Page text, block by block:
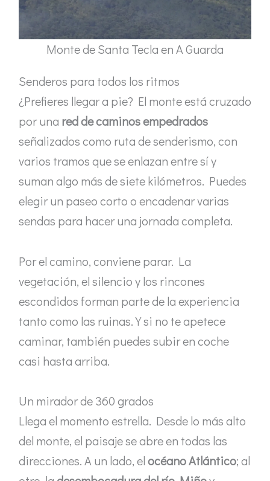
Monte de Santa Tecla en A Guarda
Senderos para todos los ritmos
¿Prefieres llegar a pie? El monte está cruzado
por una red de caminos empedrados
señalizados como ruta de senderismo, con
varios tramos que se enlazan entre sí y
suman algo más de siete kilómetros. Puedes
elegir un paseo corto o encadenar varias
sendas para hacer una jornada completa.
Por el camino, conviene parar. La
vegetación, el silencio y los rincones
escondidos forman parte de la experiencia
tanto como las ruinas. Y si no te apetece
caminar, también puedes subir en coche
casi hasta arriba.
Un mirador de 360 grados
Llega el momento estrella. Desde lo más alto
del monte, el paisaje se abre en todas las
direcciones. A un lado, elocéano Atlántico; al